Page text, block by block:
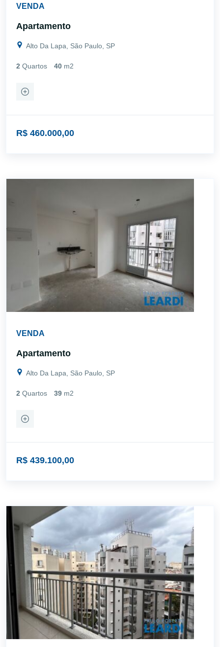
VENDA
Apartamento
Alto Da Lapa, São Paulo, SP
2 Quartos 40 m2
R$ 460.000,00
VENDA
Apartamento
Alto Da Lapa, São Paulo, SP
2 Quartos 39 m2
R$ 439.100,00